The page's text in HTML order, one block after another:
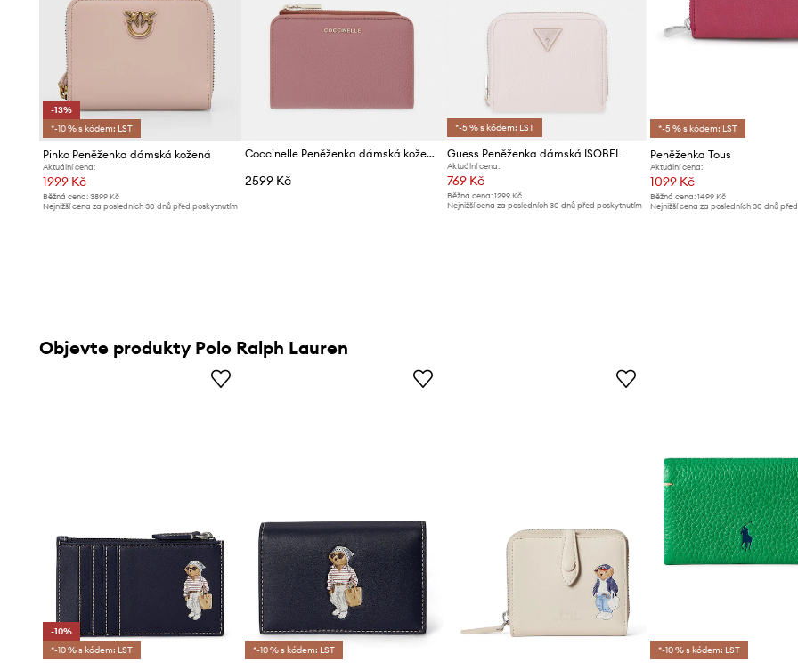
-13%
*-10 % s kódem: LST
Pinko Peněženka dámská kožená
Aktuální cena:
1999 Kč
Běžná cena: 3899 Kč
Nejnižší cena za posledních 30 dnů před poskytnutím
Coccinelle Peněženka dámská kožená
2599 Kč
*-5 % s kódem: LST
Guess Peněženka dámská ISOBEL
Aktuální cena:
769 Kč
Běžná cena: 1299 Kč
Nejnižší cena za posledních 30 dnů před poskytnutím
*-5 % s kódem: LST
Peněženka Tous
Aktuální cena:
1099 Kč
Běžná cena: 1499 Kč
Nejnižší cena za posledních 30 dnů
Objevte produkty Polo Ralph Lauren
-10%
*-10 % s kódem: LST
*-10 % s kódem: LST *-10 % s kódem: LST